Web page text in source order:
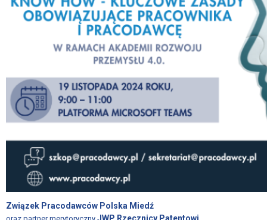
udziału
w
wydarzeniach
organizowanych
Związek
Pracodawców
Polska
Miedź
Wydarzenia
WŁADZE
ZWIĄZKU
ZARZĄD
Związek Pracodawców Polska Miedź